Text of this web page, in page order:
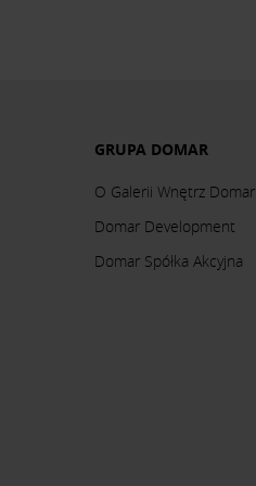
GRUPA DOMAR
O Galerii Wnętrz Domar
Domar Development
Domar Spółka Akcyjna